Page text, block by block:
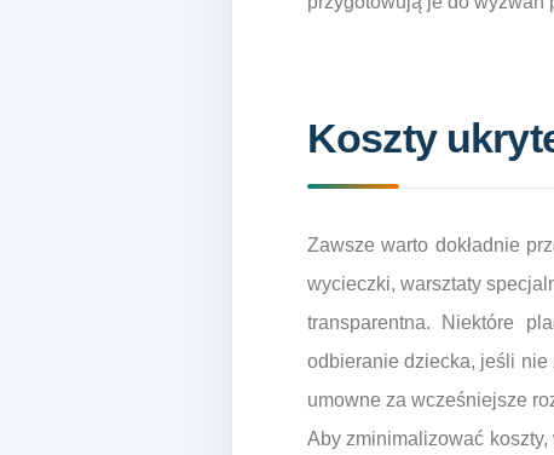
Koszty
Zawsze warto dokładnie
wycieczki, warsztaty
transparentna. Niektóre
odbieranie dziecka, jeśli
umowne za wcześniejsze
Aby zminimalizować